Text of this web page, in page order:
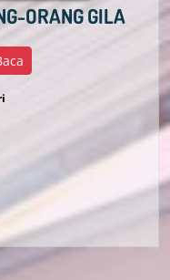
ORANG GILA